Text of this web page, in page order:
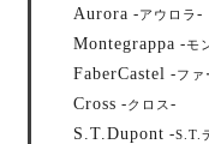
Aurora -アウロラ -
Montegrappa -モ
FaberCastel -ファ
Cross -クロス -
S.T.Dupont -S.T.